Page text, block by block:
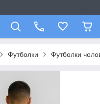
Футболки Футболки